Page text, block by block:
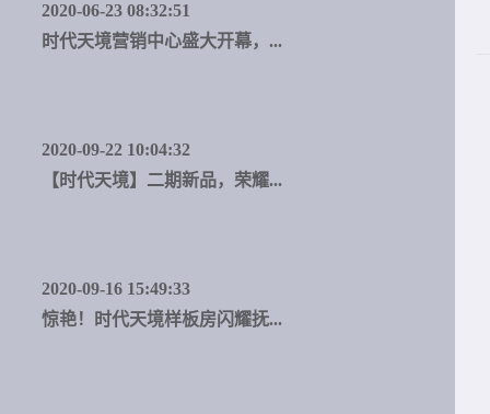
2020-06-23 08:32:51
时代天境营销中心盛大开幕，...
2020-09-22 10:04:32
【时代天境】二期新品，荣耀...
2020-09-16 15:49:33
惊艳！时代天境样板房闪耀抚...